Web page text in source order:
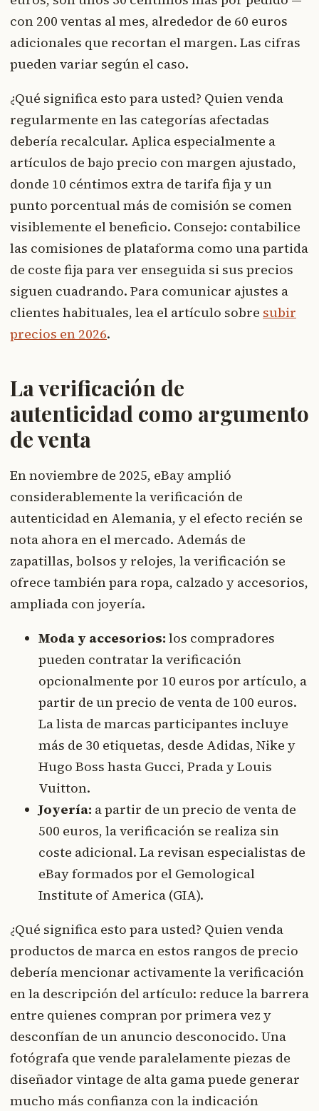
con 200 ventas al mes, alrededor de 60 euros
adicionales que recortan el margen. Las cifras
pueden variar según el caso.
¿Qué significa esto para usted? Quien venda
regularmente en las categorías afectadas
debería recalcular. Aplica especialmente a
artículos de bajo precio con margen ajustado,
donde 10 céntimos extra de tarifa fija y un
punto porcentual más de comisión se comen
visiblemente el beneficio. Consejo: contabilice
las comisiones de plataforma como una partida
de coste fija para ver enseguida si sus precios
siguen cuadrando. Para comunicar ajustes a
clientes habituales, lea el artículo sobre subir
precios en 2026.
La verificación de
autenticidad como argumento
de venta
En noviembre de 2025, eBay amplió
considerablemente la verificación de
autenticidad en Alemania, y el efecto recién se
nota ahora en el mercado. Además de
zapatillas, bolsos y relojes, la verificación se
ofrece también para ropa, calzado y accesorios,
ampliada con joyería.
Moda y accesorios: los compradores
pueden contratar la verificación
opcionalmente por 10 euros por artículo, a
partir de un precio de venta de 100 euros.
La lista de marcas participantes incluye
más de 30 etiquetas, desde Adidas, Nike y
Hugo Boss hasta Gucci, Prada y Louis
Vuitton.
Joyería: a partir de un precio de venta de
500 euros, la verificación se realiza sin
coste adicional. La revisan especialistas de
eBay formados por el Gemological
Institute of America (GIA).
¿Qué significa esto para usted? Quien venda
productos de marca en estos rangos de precio
debería mencionar activamente la verificación
en la descripción del artículo: reduce la barrera
entre quienes compran por primera vez y
desconfían de un anuncio desconocido. Una
fotógrafa que vende paralelamente piezas de
diseñador vintage de alta gama puede generar
mucho más confianza con la indicación